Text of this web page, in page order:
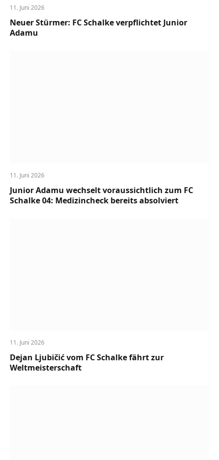
11. Juni 2026
Neuer Stürmer: FC Schalke verpflichtet Junior
Adamu
11. Juni 2026
Junior Adamu wechselt voraussichtlich zum FC
Schalke 04: Medizincheck bereits absolviert
11. Juni 2026
Dejan Ljubičić vom FC Schalke fährt zur
Weltmeisterschaft